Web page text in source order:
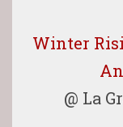
Winter
@ La